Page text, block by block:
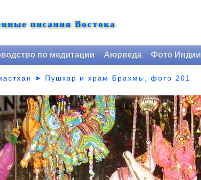
писания Востока
по медитации Аюрведа Фото Индии
➤ Пушкар и храм Брахмы, фото 201